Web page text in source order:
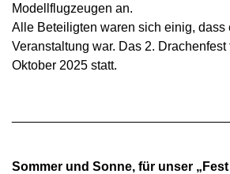
Modellflugzeugen an.
Alle Beteiligten waren sich einig, dass
Veranstaltung war. Das 2. Drachenfest
Oktober 2025 statt.
Sommer und Sonne, für unser